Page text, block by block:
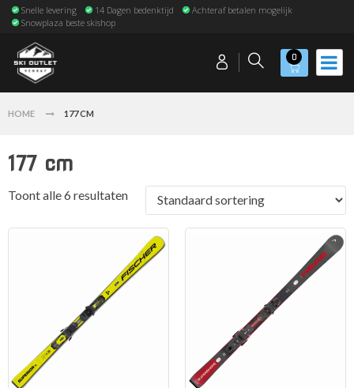
Snelle levering 14 Dagen bedenktijd
Achteraf betalen mogelijk
Snowplaza beste skishop
0
HOME 177 CM
177 cm
Toont alle 6 resultaten